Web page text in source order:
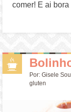
comer! E ai
Por:Gisele
gluten